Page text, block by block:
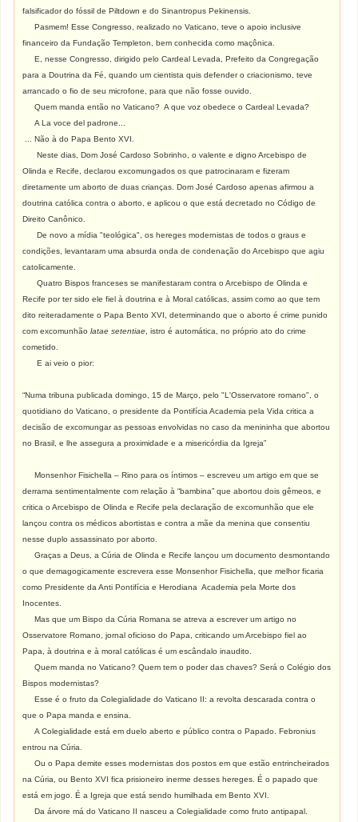
falsificador do fóssil de Piltdown e do Sinantropus Pekinensis.
Pasmem! Esse Congresso, realizado no Vaticano, teve o apoio inclusive
financeiro da Fundação Templeton, bem conhecida como maçônica.
E, nesse Congresso, dirigido pelo Cardeal Levada, Prefeito da Congregação
para a Doutrina da Fé, quando um cientista quis defender o criacionismo, teve
arrancado o fio de seu microfone, para que não fosse ouvido.
Quem manda então no Vaticano? A que voz obedece o Cardeal Levada?
A La voce del padrone...
... Não à do Papa Bento XVI.
Neste dias, Dom José Cardoso Sobrinho, o valente e digno Arcebispo de
Olinda e Recife, declarou excomungados os que patrocinaram e fizeram
diretamente um aborto de duas crianças. Dom José Cardoso apenas afirmou a
doutrina católica contra o aborto, e aplicou o que está decretado no Código de
Direito Canônico.
De novo a mídia "teológica", os hereges modernistas de todos o graus e
condições, levantaram uma absurda onda de condenação do Arcebispo que agiu
catolicamente.
Quatro Bispos franceses se manifestaram contra o Arcebispo de Olinda e
Recife por ter sido ele fiel à doutrina e à Moral católicas, assim como ao que tem
dito reiteradamente o Papa Bento XVI, determinando que o aborto é crime punido
com excomunhãolatae setentiae , istro é automática, no próprio ato do crime
cometido.
E ai veio o pior:
“Numa tribuna publicada domingo, 15 de Março, pelo "L'Osservatore romano", o
quotidiano do Vaticano, o presidente da Pontifícia Academia pela Vida critica a
decisão de excomungar as pessoas envolvidas no caso da menininha que abortou
no Brasil, e lhe assegura a proximidade e a misericórdia da Igreja”
Monsenhor Fisichella – Rino para os íntimos – escreveu um artigo em que se
derrama sentimentalmente com relação à “bambina” que abortou dois gêmeos, e
critica o Arcebispo de Olinda e Recife pela declaração de excomunhão que ele
lançou contra os médicos abortistas e contra a mãe da menina que consentiu
nesse duplo assassinato por aborto.
Graças a Deus, a Cúria de Olinda e Recife lançou um documento desmontando
o que demagogicamente escrevera esse Monsenhor Fisichella, que melhor ficaria
como Presidente da Anti Pontifícia e Herodiana Academia pela Morte dos
Inocentes.
Mas que um Bispo da Cúria Romana se atreva a escrever um artigo no
Osservatore Romano, jornal oficioso do Papa, criticando um Arcebispo fiel ao
Papa, à doutrina e à moral católicas é um escândalo inaudito.
Quem manda no Vaticano? Quem tem o poder das chaves? Será o Colégio dos
Bispos modernistas?
Esse é o fruto da Colegialidade do Vaticano II: a revolta descarada contra o
que o Papa manda e ensina.
A Colegialidade está em duelo aberto e público contra o Papado. Febronius
entrou na Cúria.
Ou o Papa demite esses modernistas dos postos em que estão entrincheirados
na Cúria, ou Bento XVI fica prisioneiro inerme desses hereges. É o papado que
está em jogo. É a Igreja que está sendo humilhada em Bento XVI.
Da árvore má do Vaticano II nasceu a Colegialidade como fruto antipapal.